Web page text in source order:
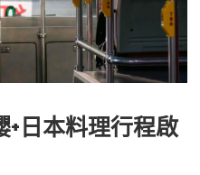
日本料理行程啟